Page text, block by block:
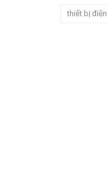
thiết bị điện